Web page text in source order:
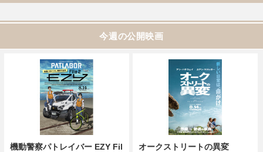
今週の公開映画
機動警察パトレイバー EZY Fil
オークストリートの異変